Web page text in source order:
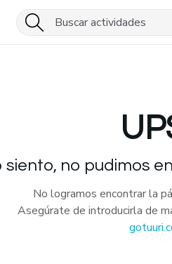
siento, no pudimos
No logramos encontrar la
Asegúrate de introducirla de